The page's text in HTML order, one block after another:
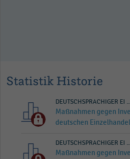
Statistik Historie
DEUTSCHSPRACHIGER EI
Maßnahmen gegen
deutschen
DEUTSCHSPRACHIGER EI
Maßnahmen gegen